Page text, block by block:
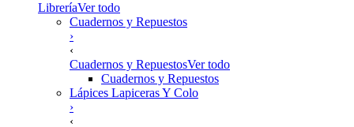
LibreríaVer todo
Cuadernos y Repuestos
›
‹
Cuadernos y RepuestosVer todo
Cuadernos y Repuestos
Lápices Lapiceras Y Colo
›
‹